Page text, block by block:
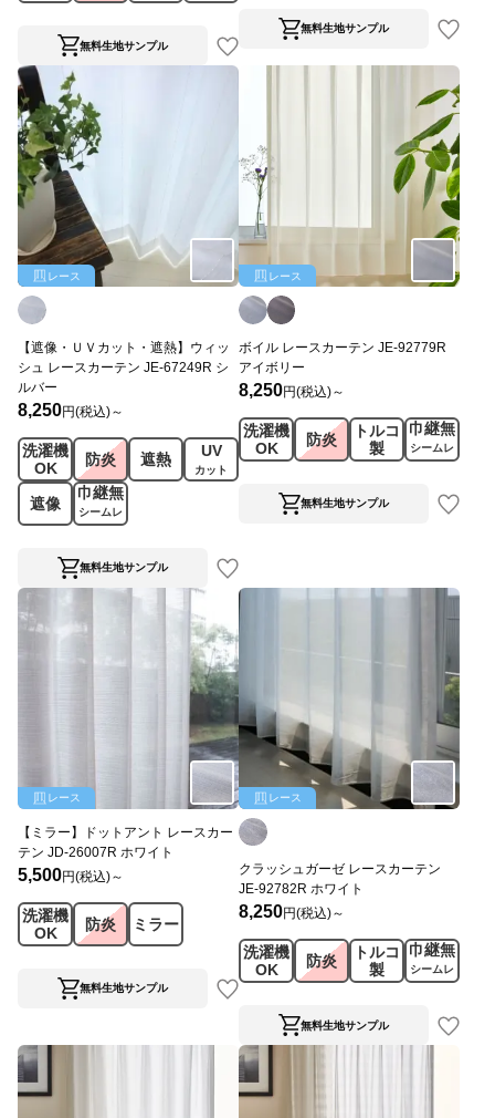
ス
無料生地サンプル
無料生地サンプル
レース
【遮像・ＵＶカット・遮熱】ウィッ
シュ レースカーテン JE-67249R シ
ルバー
8,250円(税込)～
洗濯機
OK
防炎 遮熱 UV
カット
遮像
巾継無
シームレ
ス
無料生地サンプル
レース
ボイル レースカーテン JE-92779R
アイボリー
8,250円(税込)～
洗濯機
OK
防炎
トルコ
製
巾継無
シームレ
ス
無料生地サンプル
レース
【ミラー】ドットアント レースカー
テン JD-26007R ホワイト
5,500円(税込)～
洗濯機
OK
防炎 ミラー
無料生地サンプル
レース
クラッシュガーゼ レースカーテン
JE-92782R ホワイト
8,250円(税込)～
洗濯機
OK
防炎
トルコ
製
巾継無
シームレ
ス
無料生地サンプル